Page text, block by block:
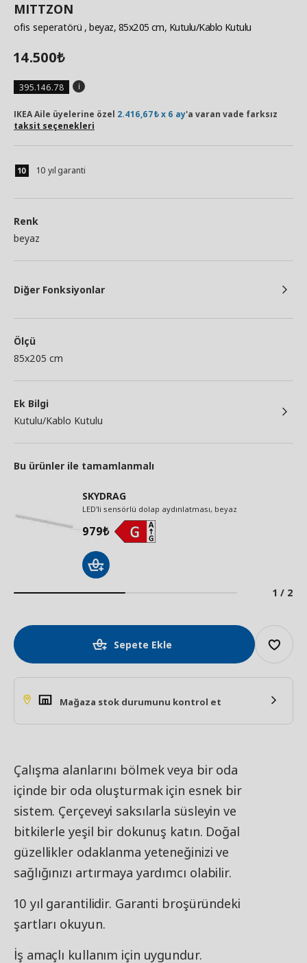
MITTZON
ofis seperatörü , beyaz, 85x205 cm, Kutulu/Kablo Kutulu
14.500₺
395.146.78
IKEA Aile üyelerine özel 2.416,67₺ x 6 ay'a varan vade farksız
taksit seçenekleri
10 yıl garanti
Renk
beyaz
Diğer Fonksiyonlar
Ölçü
85x205 cm
Ek Bilgi
Kutulu/Kablo Kutulu
Bu ürünler ile tamamlanmalı
SKYDRAG
LED'li sensörlü dolap aydınlatması, beyaz
979₺
1 / 2
Sepete Ekle
Mağaza stok durumunu kontrol et
Çalışma alanlarını bölmek veya bir oda
içinde bir oda oluşturmak için esnek bir
sistem. Çerçeveyi saksılarla süsleyin ve
bitkilerle yeşil bir dokunuş katın. Doğal
güzellikler odaklanma yeteneğinizi ve
sağlığınızı artırmaya yardımcı olabilir.
10 yıl garantilidir. Garanti broşüründeki
şartları okuyun.
İş amaçlı kullanım için uygundur.